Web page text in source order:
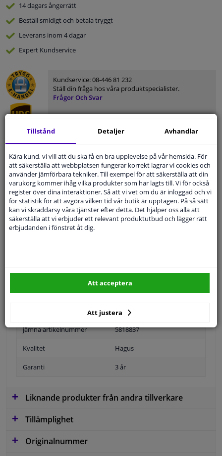
14 dagarsångerrätt
Beställ smidigt och betala tryggt
Leverans inom 4 dagar
Expert Kundservice
Kundservice:08-446 81 232
Ställ din fråga hos våra produktspecialister.
Frågor Och Svar
Modellmatchande garanti, Hitta rätt bildelar.
Fyll i ditt registreringsnummerellerVälj din bil.
SÖK
Specifikationer
Position Höger passagerarsida
Ytter-/Innerspegel Uppvärmbar
Bulb-formad
jämna artikelnummer 5818837
Kvalitet Hagus
Garanti 3 år
Liknande produkter från andra tillverkare
Tillämplighet
Originalnummer
Tillstånd Detaljer Avhandlar
Kära kund, vi vill att du ska få en bra upplevelse på vår hemsida. För
att säkerställa att webbplatsen fungerar korrekt lagrar vi cookies och
använder jämförbara tekniker. Till exempel för att säkerställa att din
varukorg kommer ihåg vilka produkter som har lagts till. Vi för också
register över dina interaktioner. Så att vi vet om du är inloggad och vi
för statistik för att avgöra vilken tid vår butik är upptagen. På så sätt
kan vi skräddarsy våra tjänster efter detta. Det hjälper oss alla att
säkerställa att vi erbjuder ett relevant produktutbud och lägger rätt
erbjudanden i fönstret åt dig.
Att justera
Att acceptera